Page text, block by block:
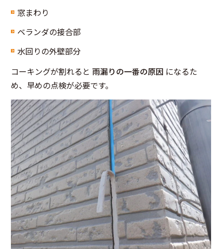
窓まわり
ベランダの接合部
水回りの外壁部分
コーキングが割れると雨漏りの一番の原因 になるた
め、早めの点検が必要です。